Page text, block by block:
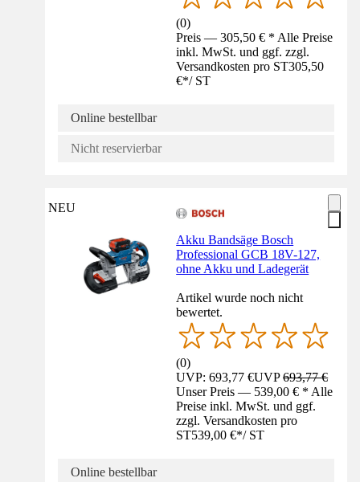
(0)
Preis — 305,50 € * Alle Preise
inkl. MwSt. und ggf. zzgl.
Versandkosten pro ST305,50
€*/ ST
Online bestellbar
Nicht reservierbar
NEU
Akku Bandsäge Bosch
Professional GCB 18V-127,
ohne Akku und Ladegerät
Artikel wurde noch nicht
bewertet.
(0)
UVP: 693,77 €UVP693,77 €
Unser Preis — 539,00 € * Alle
Preise inkl. MwSt. und ggf.
zzgl. Versandkosten pro
ST539,00 €*/ ST
Online bestellbar